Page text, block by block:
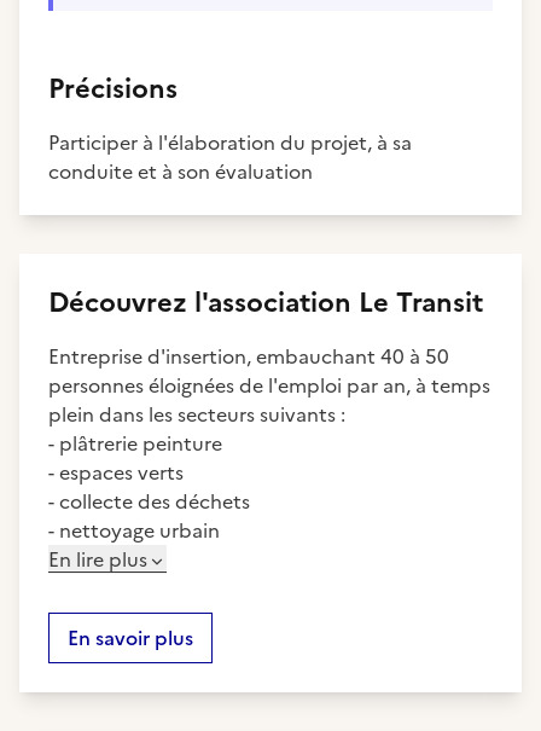
Précisions
Participer à l'élaboration du projet, à sa
conduite et à son évaluation
Découvrez l'association Le Transit
Entreprise d'insertion, embauchant 40 à 50
personnes éloignées de l'emploi par an, à temps
plein dans les secteurs suivants :
- plâtrerie peinture
- espaces verts
- collecte des déchets
- nettoyage urbain
En lire plus
En savoir plus